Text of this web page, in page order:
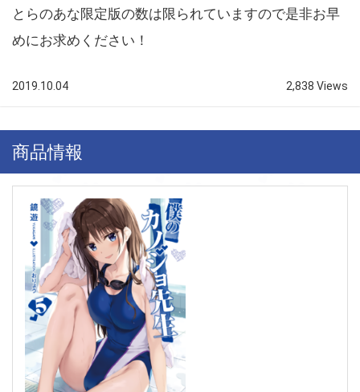
とらのあな限定版の数は限られていますので是非お早
めにお求めください！
2019.10.04 2,838 Views
商品情報